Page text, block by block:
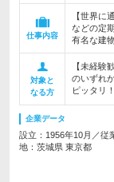
仕事内容
【世界に
などの定
有名な建
対象と
なる方
【未経験
のいずれ
ピッタリ
企業データ
設立：1956年10月／従
地：茨城県 東京都